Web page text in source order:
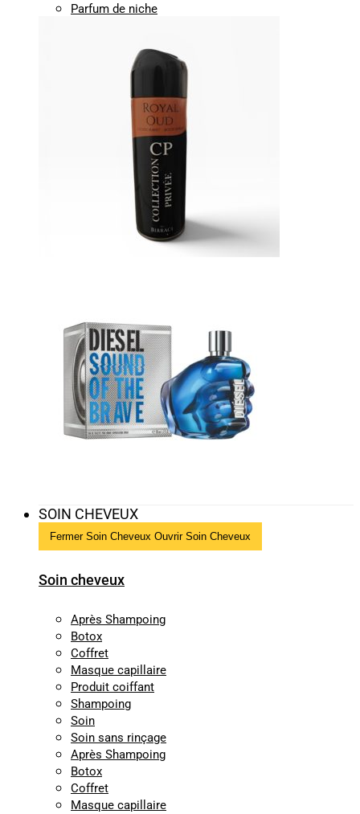
Parfum de niche
SOIN CHEVEUX
Fermer Soin Cheveux Ouvrir Soin Cheveux
Soin cheveux
Après Shampoing
Botox
Coffret
Masque capillaire
Produit coiffant
Shampoing
Soin
Soin sans rinçage
Après Shampoing
Botox
Coffret
Masque capillaire